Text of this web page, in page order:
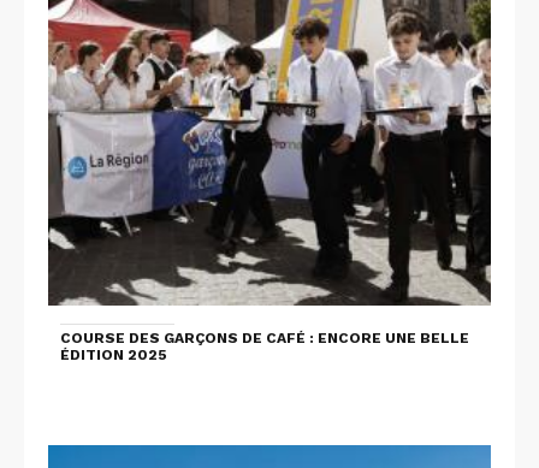
COURSE DES GARÇONS DE CAFÉ : ENCORE UNE BELLE
ÉDITION 2025